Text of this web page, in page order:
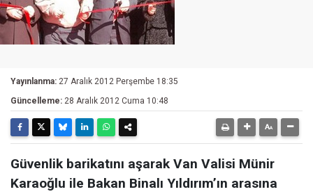
Yayınlanma: 27 Aralık 2012 Perşembe 18:35
Güncelleme: 28 Aralık 2012 Cuma 10:48
Güvenlik barikatını aşarak Van Valisi Münir
Karaoğlu ile Bakan Binalı Yıldırım’ın arasına